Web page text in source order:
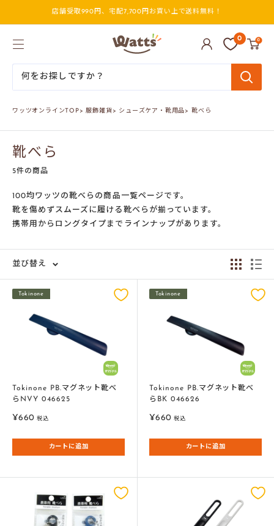
テ
店舗受取990円、宅配7,700円お買い上で送料無料！
ワ
ッ
ン
0 0
ワッツオンラインTOP> 服飾雑貨> シューズケア・靴用品> 靴べら
靴べら
5件の商品
100均ワッツの靴べらの商品一覧ページです。
靴を傷めずスムーズに履ける靴べらが揃っています。
携帯用からロングタイプまでラインナップがあります。
並び替え
Tokinone
Tokinone PB.マグネット靴べ
らNVY 046625
販
価
¥660 税込
カートに追加
Tokinone
Tokinone PB.マグネット靴べ
らBK 046626
販
価
¥660 税込
カートに追加